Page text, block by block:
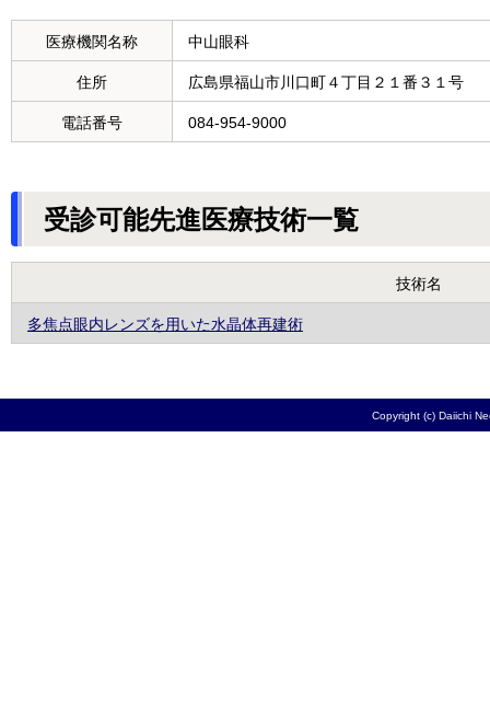
医療機関名称 中山眼科
住所 広島県福山市川口町４丁目２１番３１号
電話番号 084-954-9000
受診可能先進医療技術一覧
技術名
多焦点眼内レンズを用いた水晶体再建術
Copyright (c) Daiichi